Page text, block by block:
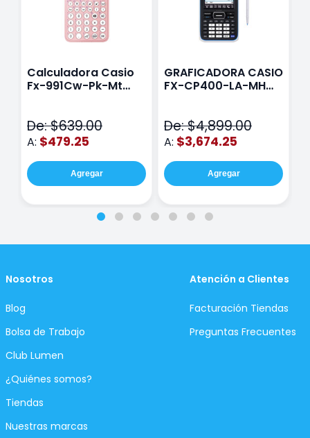
Calculadora Casio
Fx-991Cw-Pk-Mt
De: $639.00
A: $479.25
Agregar
GRAFICADORA CASIO
FX-CP400-LA-MH
De: $4,899.00
A: $3,674.25
Agregar
Nosotros
Blog
Bolsa de Trabajo
Club Lumen
¿Quiénes somos?
Tiendas
Nuestras marcas
Atención a Clientes
Facturación Tiendas
Preguntas Frecuentes